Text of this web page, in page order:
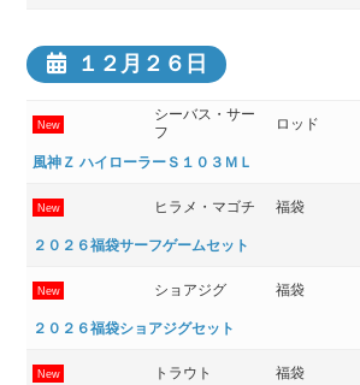
１２月２６日
New
シーバス・サー
フ
ロッド
風神Ｚ ハイローラーＳ１０３ＭＬ
New ヒラメ・マゴチ 福袋
２０２６福袋サーフゲームセット
New ショアジグ 福袋
２０２６福袋ショアジグセット
New トラウト 福袋